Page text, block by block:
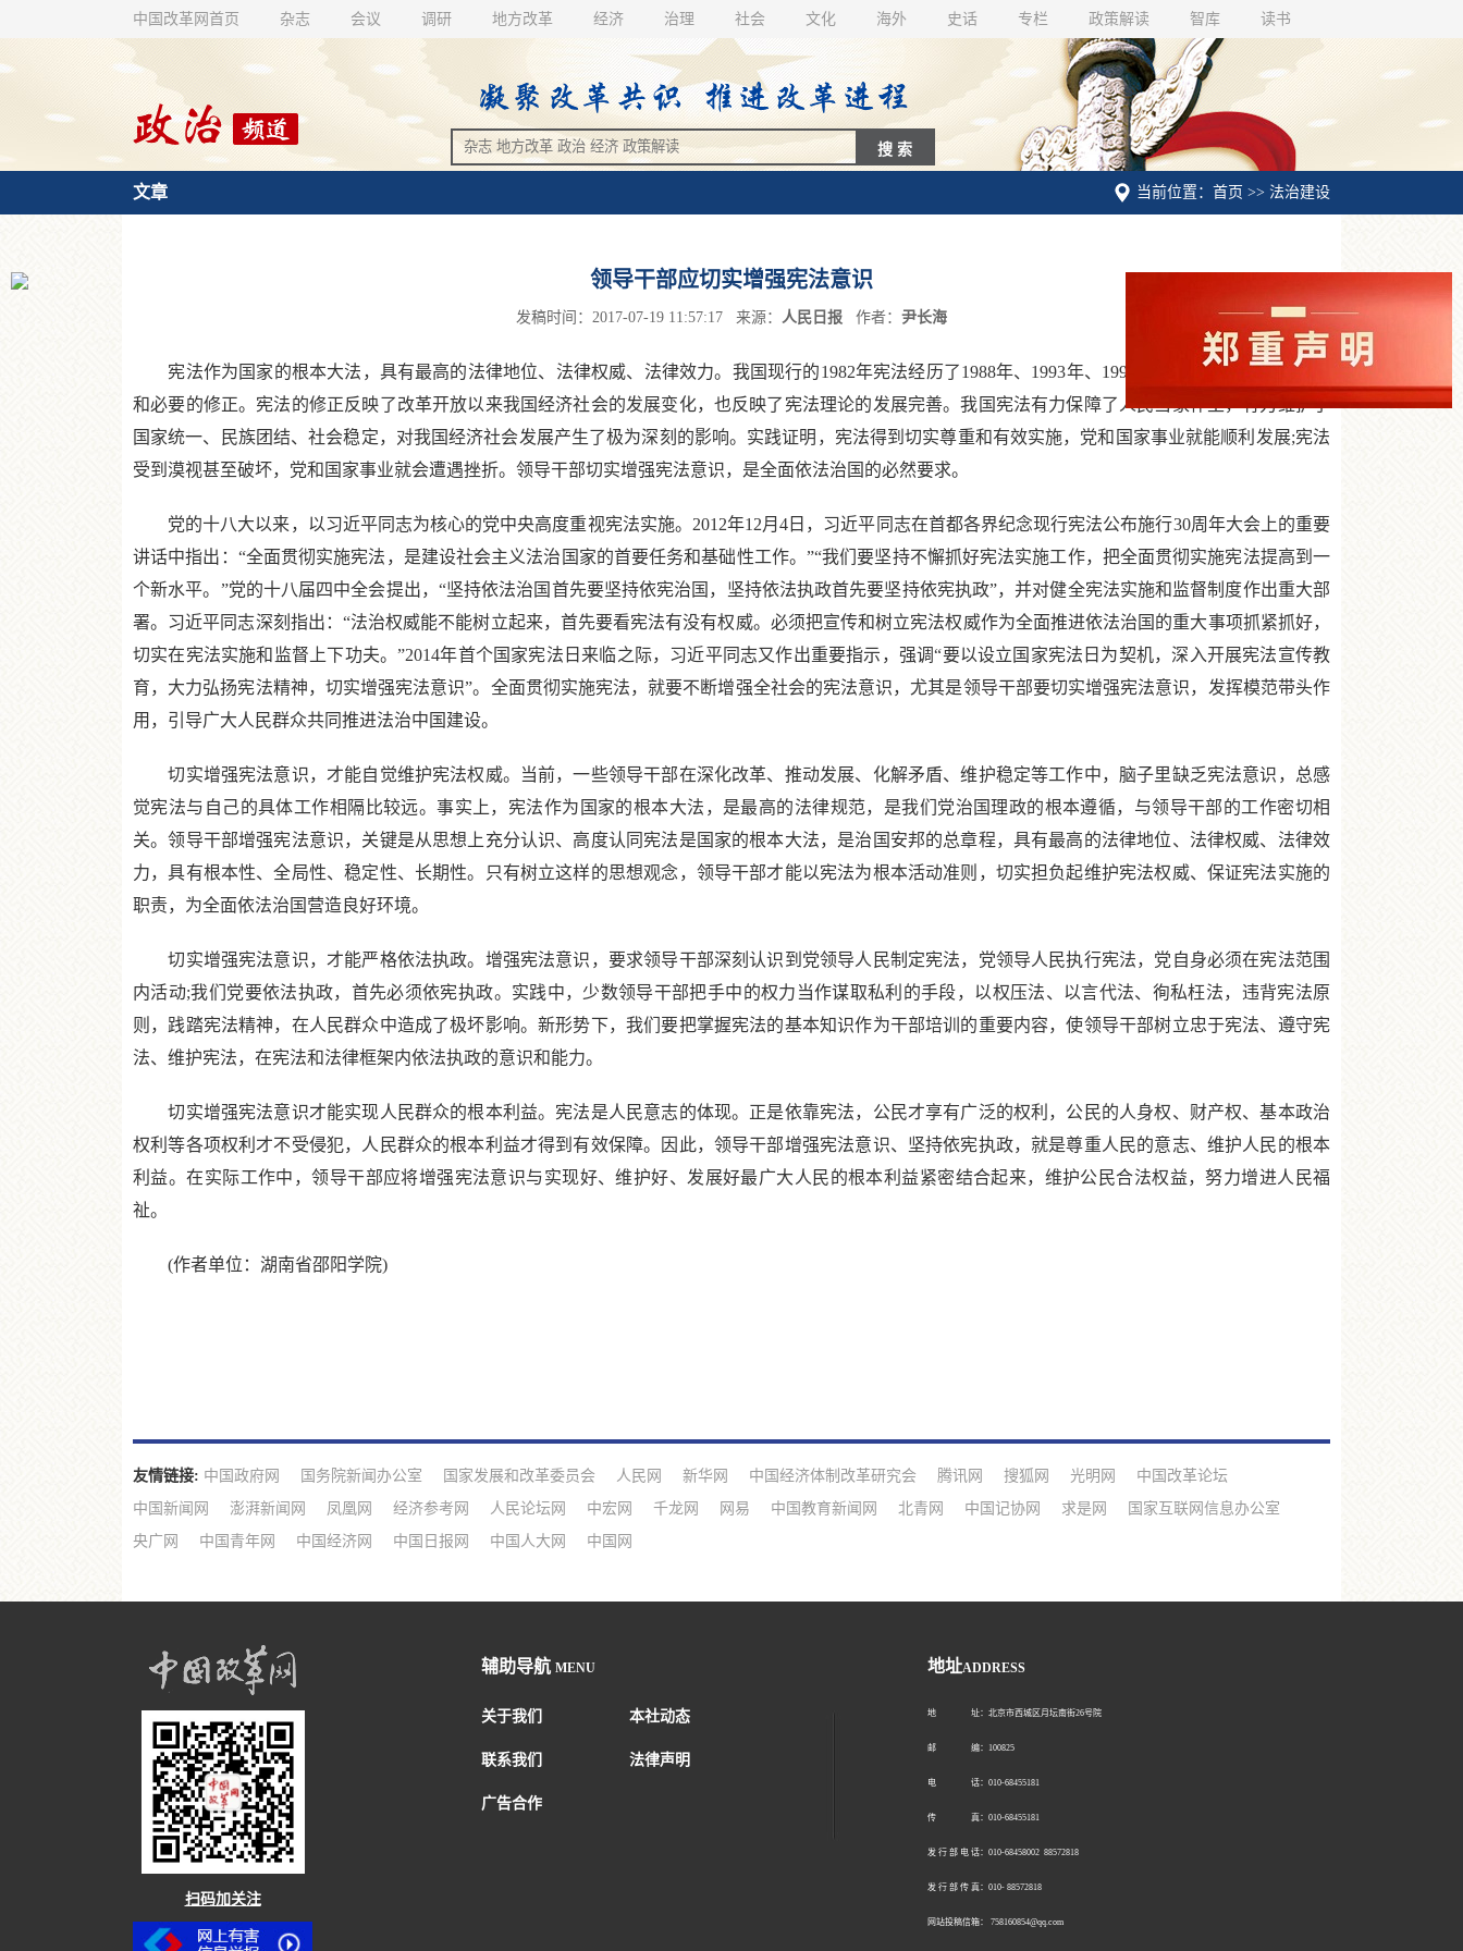
中国改革网首页 杂志 会议 调研 地方改革 经济 治理 社会 文化 海外 史话 专栏 政策解读 智库 读书
当前位置：首页 >> 法治建设
文章
领导干部应切实增强宪法意识
发稿时间：2017-07-19 11:57:17 来源： 人民日报 作者： 尹长海
宪法作为国家的根本大法，具有最高的法律地位、法律权威、法律效力。我国现行的1982年宪法经历了1988年、1993年、1999年和2004年四次十分重要
和必要的修正。宪法的修正反映了改革开放以来我国经济社会的发展变化，也反映了宪法理论的发展完善。我国宪法有力保障了人民当家作主，有力维护了
国家统一、民族团结、社会稳定，对我国经济社会发展产生了极为深刻的影响。实践证明，宪法得到切实尊重和有效实施，党和国家事业就能顺利发展;宪法
受到漠视甚至破坏，党和国家事业就会遭遇挫折。领导干部切实增强宪法意识，是全面依法治国的必然要求。
党的十八大以来，以习近平同志为核心的党中央高度重视宪法实施。2012年12月4日，习近平同志在首都各界纪念现行宪法公布施行30周年大会上的重要
讲话中指出：“全面贯彻实施宪法，是建设社会主义法治国家的首要任务和基础性工作。”“我们要坚持不懈抓好宪法实施工作，把全面贯彻实施宪法提高到一
个新水平。”党的十八届四中全会提出，“坚持依法治国首先要坚持依宪治国，坚持依法执政首先要坚持依宪执政”，并对健全宪法实施和监督制度作出重大部
署。习近平同志深刻指出：“法治权威能不能树立起来，首先要看宪法有没有权威。必须把宣传和树立宪法权威作为全面推进依法治国的重大事项抓紧抓好，
切实在宪法实施和监督上下功夫。”2014年首个国家宪法日来临之际，习近平同志又作出重要指示，强调“要以设立国家宪法日为契机，深入开展宪法宣传教
育，大力弘扬宪法精神，切实增强宪法意识”。全面贯彻实施宪法，就要不断增强全社会的宪法意识，尤其是领导干部要切实增强宪法意识，发挥模范带头作
用，引导广大人民群众共同推进法治中国建设。
切实增强宪法意识，才能自觉维护宪法权威。当前，一些领导干部在深化改革、推动发展、化解矛盾、维护稳定等工作中，脑子里缺乏宪法意识，总感
觉宪法与自己的具体工作相隔比较远。事实上，宪法作为国家的根本大法，是最高的法律规范，是我们党治国理政的根本遵循，与领导干部的工作密切相
关。领导干部增强宪法意识，关键是从思想上充分认识、高度认同宪法是国家的根本大法，是治国安邦的总章程，具有最高的法律地位、法律权威、法律效
力，具有根本性、全局性、稳定性、长期性。只有树立这样的思想观念，领导干部才能以宪法为根本活动准则，切实担负起维护宪法权威、保证宪法实施的
职责，为全面依法治国营造良好环境。
切实增强宪法意识，才能严格依法执政。增强宪法意识，要求领导干部深刻认识到党领导人民制定宪法，党领导人民执行宪法，党自身必须在宪法范围
内活动;我们党要依法执政，首先必须依宪执政。实践中，少数领导干部把手中的权力当作谋取私利的手段，以权压法、以言代法、徇私枉法，违背宪法原
则，践踏宪法精神，在人民群众中造成了极坏影响。新形势下，我们要把掌握宪法的基本知识作为干部培训的重要内容，使领导干部树立忠于宪法、遵守宪
法、维护宪法，在宪法和法律框架内依法执政的意识和能力。
切实增强宪法意识才能实现人民群众的根本利益。宪法是人民意志的体现。正是依靠宪法，公民才享有广泛的权利，公民的人身权、财产权、基本政治
权利等各项权利才不受侵犯，人民群众的根本利益才得到有效保障。因此，领导干部增强宪法意识、坚持依宪执政，就是尊重人民的意志、维护人民的根本
利益。在实际工作中，领导干部应将增强宪法意识与实现好、维护好、发展好最广大人民的根本利益紧密结合起来，维护公民合法权益，努力增进人民福
祉。
(作者单位：湖南省邵阳学院)
友情链接: 中国政府网 国务院新闻办公室 国家发展和改革委员会 人民网 新华网 中国经济体制改革研究会 腾讯网 搜狐网 光明网
中国改革论坛
中国新闻网
澎湃新闻网 凤凰网 经济参考网 人民论坛网 中宏网 千龙网 网易 中国教育新闻网 北青网 中国记协网 求是网
国家互联网信息办公室
央广网
中国青年网 中国经济网 中国日报网 中国人大网 中国网
扫码加关注
辅助导航 MENU
关于我们 本社动态
联系我们 法律声明
广告合作
地址ADDRESS
地 址：北京市西城区月坛南街26号院
邮 编：100825
电 话：010-68455181
传 真：010-68455181
发 行 部 电 话：010-68458002 88572818
发 行 部 传 真：010- 88572818
网站投稿信箱： 758160854@qq.com